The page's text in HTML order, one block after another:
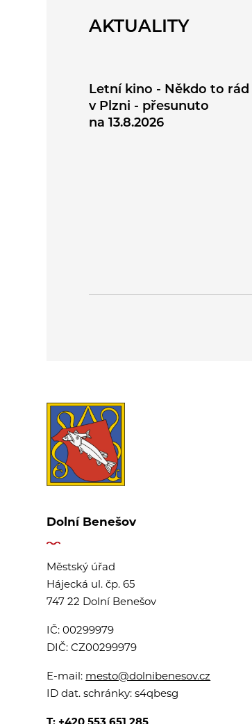
AKTUALITY
Letní kino - Někdo to rád
v Plzni - přesunuto
na 13.8.2026
Dolní Benešov
Městský úřad
Hájecká ul. čp. 65
747 22 Dolní Benešov
IČ:00299979
DIČ:CZ00299979
E-mail: mesto@dolnibenesov.cz
ID dat. schránky:s4qbesg